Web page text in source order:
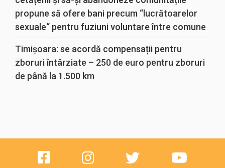
propune să ofere bani precum “lucrătoarelor
sexuale“ pentru fuziuni voluntare între comune
Timișoara: se acordă compensații pentru
zboruri întârziate – 250 de euro pentru zboruri
de până la 1.500 km